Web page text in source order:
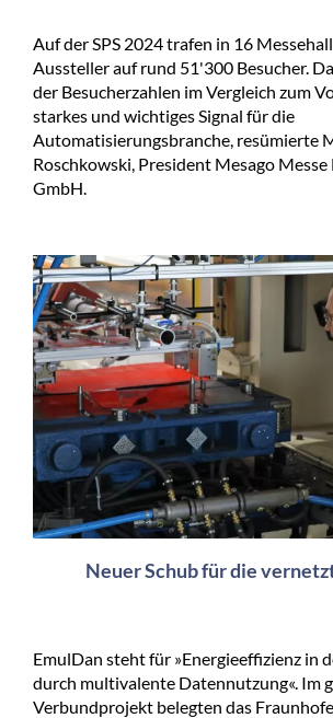
Auf derSPS 2024 trafen in 16
Aussteller auf rund 51'300 Besucher.
der Besucherzahlen im Vergleich zum
starkes und wichtiges Signal für die
Automatisierungsbranche, resümierte
Roschkowski, President Mesago
GmbH.
Neuer Schub für die
EmulDan steht für »Energieeffizienz in
durch multivalente Datennutzung«. Im
Verbundprojekt belegten das